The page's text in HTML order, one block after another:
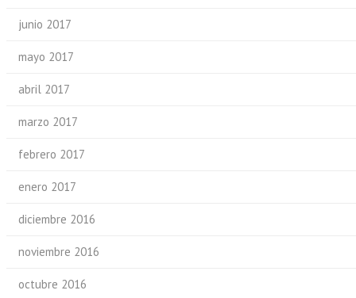
junio 2017
mayo 2017
abril 2017
marzo 2017
febrero 2017
enero 2017
diciembre 2016
noviembre 2016
octubre 2016